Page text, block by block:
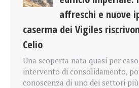
affreschi e nuove
caserma dei Vigiles
Celio
Una scoperta nata quasi per
intervento di consolidamento,
conoscenza di uno dei settori